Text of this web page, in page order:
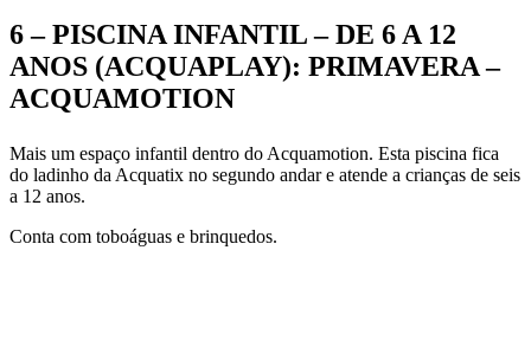
6 – PISCINA INFANTIL – DE 6 A 12
ANOS (ACQUAPLAY): PRIMAVERA –
ACQUAMOTION
Mais um espaço infantil dentro do Acquamotion. Esta piscina fica
do ladinho da Acquatix no segundo andar e atende a crianças de seis
a 12 anos.
Conta com toboáguas e brinquedos.